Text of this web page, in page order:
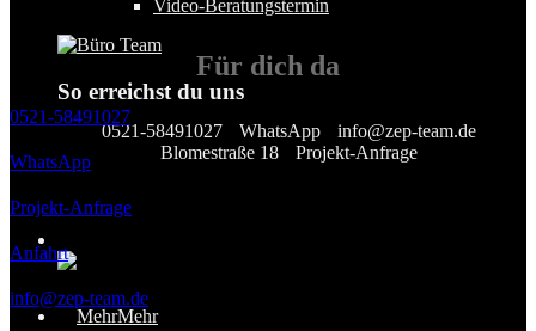
Video-Beratungstermin
So erreichst du uns
0521-58491027 WhatsApp
info@zep-team.de
Blomestraße 18
Projekt-Anfrage
Mehr
Für dich da
0521-58491027
WhatsApp
Projekt-Anfrage
Anfahrt
info@zep-team.de